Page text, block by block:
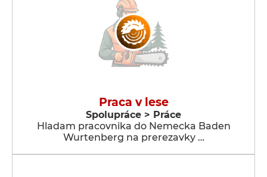
Praca v lese
Spolupráce > Práce
Hladam pracovnika do Nemecka Baden
Wurtenberg na prerezavky …